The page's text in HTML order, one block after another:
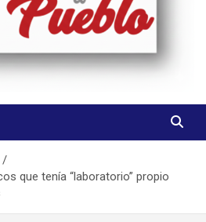
y Pueblo
que tenía “laboratorio” propio